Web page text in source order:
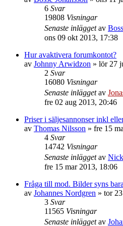
6 Svar
19808 Visningar
Senaste inläggetav
ons 09 okt 2013, 17:38
Hur avaktivera forumkontot?
av Johnny Arwidzon » lör 27
2 Svar
16080 Visningar
Senaste inläggetav
fre 02 aug 2013, 20:46
Priser i säljesannonser inkl
av Thomas Nilsson » fre 15
4 Svar
14742 Visningar
Senaste inläggetav
fre 15 mar 2013, 18:06
Fråga till mod. Bilder syns
av Johannes Nordgren » tor
3 Svar
11565 Visningar
Senaste inläggetav